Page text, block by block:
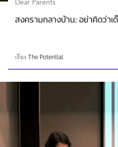
Dear Parents
สงครามกลางบ้าน: อย่าคิดว่าเ
เรื่องThe Potential